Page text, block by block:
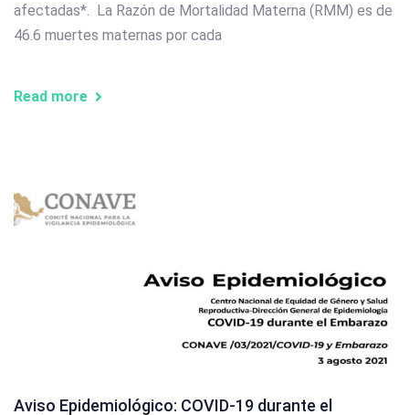
afectadas*. La Razón de Mortalidad Materna (RMM) es de
46.6 muertes maternas por cada
Read more
Aviso Epidemiológico: COVID-19 durante el